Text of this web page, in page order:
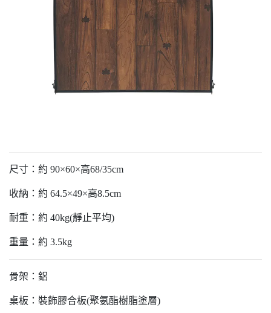
尺寸：約 90×60×高68/35cm
收納：約 64.5×49×高8.5cm
耐重：約 40kg(靜止平均)
重量：約 3.5kg
骨架：鋁
桌板：裝飾膠合板(聚氨酯樹脂塗層)